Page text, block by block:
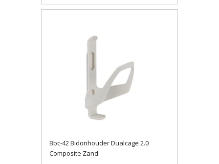
Bbc-42 Bidonhouder Dualcage 2.0
Composite Zand